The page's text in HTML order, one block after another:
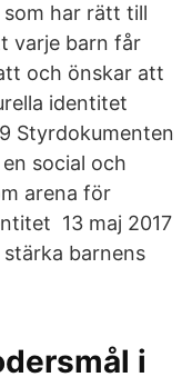
har rätt till
varje barn får
och önskar att
identitet
Styrdokumenten
social och
arena för
13 maj 2017
barnens
i